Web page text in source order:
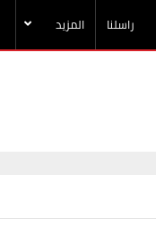
راسلنا المزيد